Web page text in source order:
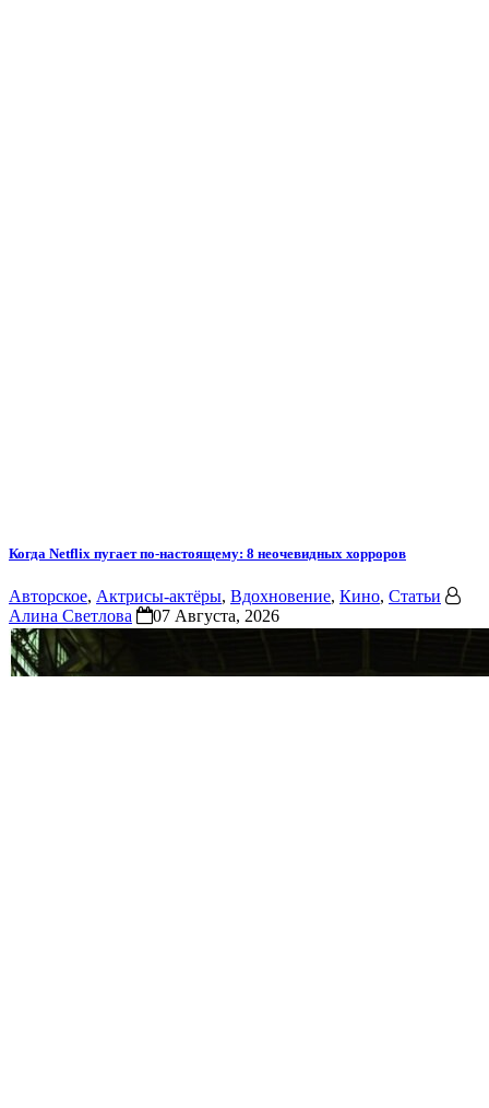
Когда Netflix пугает по-настоящему: 8 неочевидных хорроров
Авторское, Актрисы-актёры, Вдохновение, Кино, Статьи
Алина Светлова
07 Августа, 2026